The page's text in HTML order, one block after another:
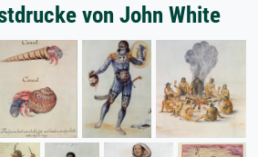
von John White